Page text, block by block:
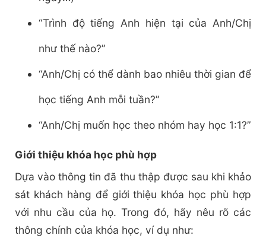
“Trình độ tiếng Anh hiện tại của Anh/Chị
như thế nào?”
“Anh/Chị có thể dành bao nhiêu thời gian để
học tiếng Anh mỗi tuần?”
“Anh/Chị muốn học theo nhóm hay học 1:1?”
Giới thiệu khóa học phù hợp
Dựa vào thông tin đã thu thập được sau khi khảo
sát khách hàng để giới thiệu khóa học phù hợp
với nhu cầu của họ. Trong đó, hãy nêu rõ các
thông chính của khóa học, ví dụ như: